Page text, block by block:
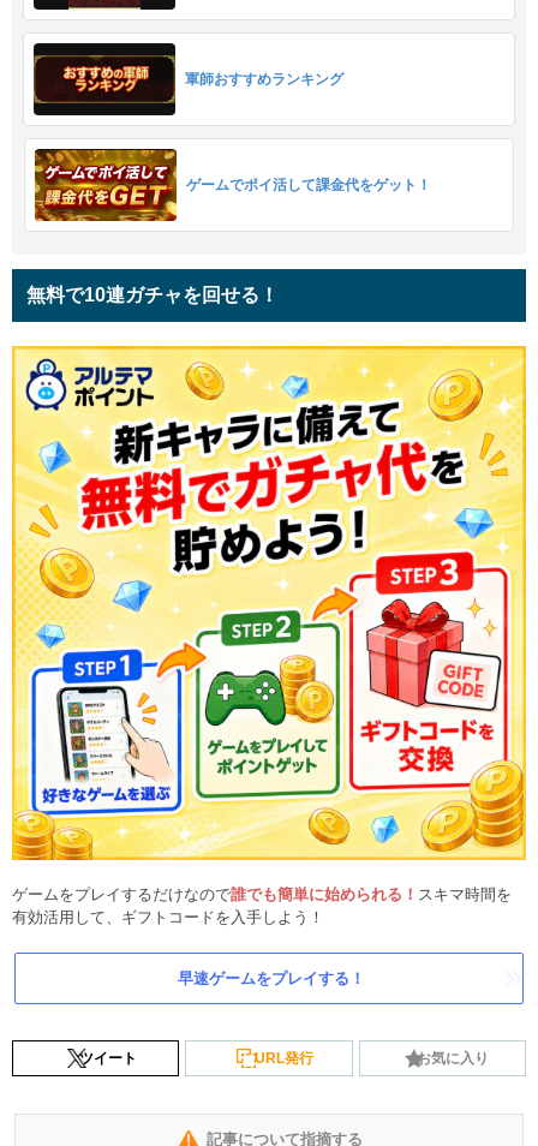
軍師おすすめランキング
ゲームでポイ活して課金代をゲット！
無料で10連ガチャを回せる！
ゲームをプレイするだけなので誰でも簡単に始められる！ スキマ時間を
有効活用して、ギフトコードを入手しよう！
早速ゲームをプレイする！
ツイート URL発行 お気に入り
記事について指摘する